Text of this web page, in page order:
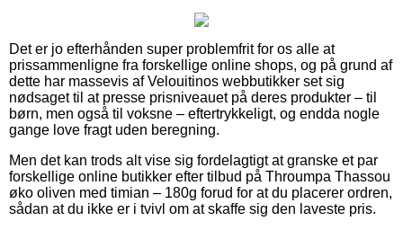
Det er jo efterhånden super problemfrit for os alle at
prissammenligne fra forskellige online shops, og på grund af
dette har massevis af Velouitinos webbutikker set sig
nødsaget til at presse prisniveauet på deres produkter – til
børn, men også til voksne – eftertrykkeligt, og endda nogle
gange love fragt uden beregning.
Men det kan trods alt vise sig fordelagtigt at granske et par
forskellige online butikker efter tilbud på Throumpa Thassou
øko oliven med timian – 180g forud for at du placerer ordren,
sådan at du ikke er i tvivl om at skaffe sig den laveste pris.